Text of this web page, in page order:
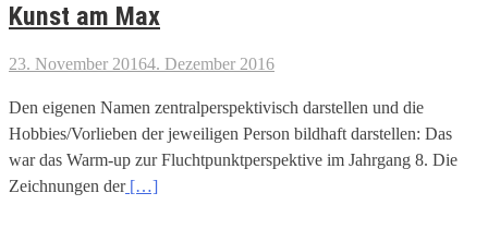
Kunst am Max
23. November 20164. Dezember 2016
Den eigenen Namen zentralperspektivisch darstellen und die
Hobbies/Vorlieben der jeweiligen Person bildhaft darstellen: Das
war das Warm-up zur Fluchtpunktperspektive im Jahrgang 8. Die
Zeichnungen der[…]